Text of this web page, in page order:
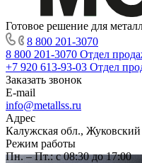
Готовое решение для
8 800 201-3070
8 800 201-3070 Отдел
+7 920 613-93-03 Отдел
Заказать звонок
E-mail
info@metallss.ru
Адрес
Калужская обл.,
Режим работы
Пн. – Пт.: с 08:30 до 17:00